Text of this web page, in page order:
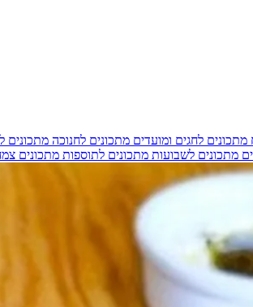
מתכונים לחגים ומועדים מתכונים לחנוכה מתכונים
מתכונים לשבועות מתכונים לתוספות מתכונים